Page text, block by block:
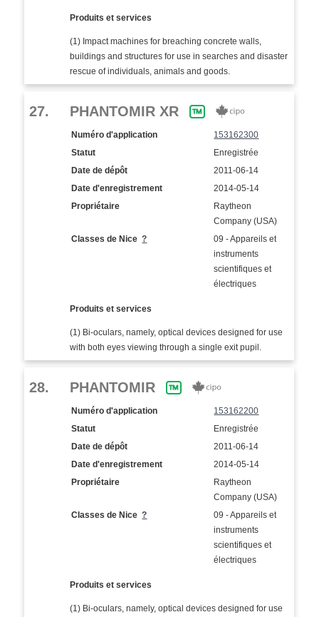
Produits et services
(1) Impact machines for breaching concrete walls,
buildings and structures for use in searches and disaster
rescue of individuals, animals and goods.
27. PHANTOMIR XR
Numéro d'application
153162300
Statut
Enregistrée
Date de dépôt
2011-06-14
Date d'enregistrement
2014-05-14
Propriétaire
Raytheon
Company (USA)
Classes de Nice?
09 - Appareils et
instruments
scientifiques et
électriques
Produits et services
(1) Bi-oculars, namely, optical devices designed for use
with both eyes viewing through a single exit pupil.
28. PHANTOMIR
Numéro d'application
153162200
Statut
Enregistrée
Date de dépôt
2011-06-14
Date d'enregistrement
2014-05-14
Propriétaire
Raytheon
Company (USA)
Classes de Nice?
09 - Appareils et
instruments
scientifiques et
électriques
Produits et services
(1) Bi-oculars, namely, optical devices designed for use